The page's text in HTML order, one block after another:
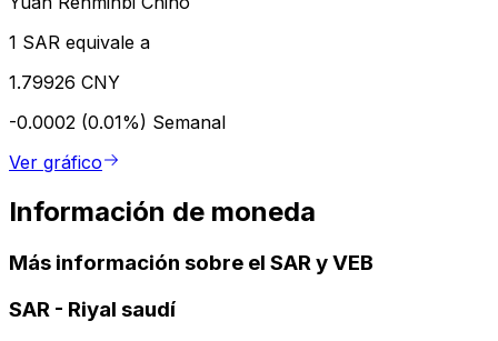
1 SAR equivale a
1.79926 CNY
-0.0002 (0.01%) Semanal
Ver gráfico
Información de moneda
Más información sobre el SAR y VEB
SAR - Riyal saudí